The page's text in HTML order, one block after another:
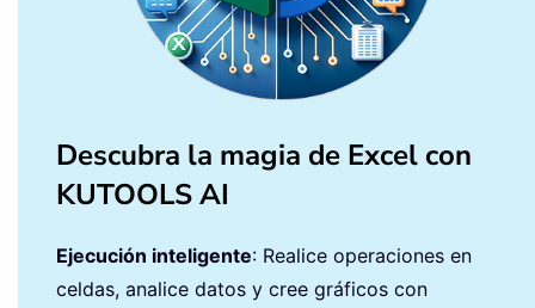
Descubra la magia de Excel con
KUTOOLS AI
Ejecución inteligente: Realice operaciones en
celdas, analice datos y cree gráficos con